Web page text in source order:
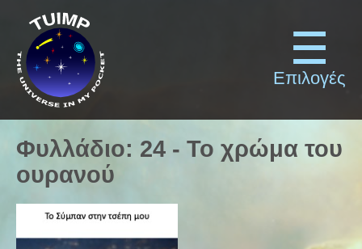
Επιλογές
Φυλλάδιο: 24 - Το χρώμα του
ουρανού